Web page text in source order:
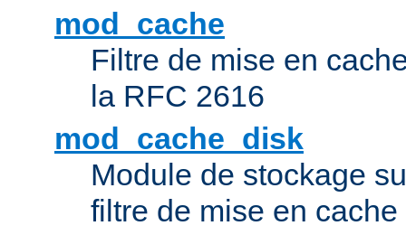
mod_cache
Filtre de mise en
la RFC 2616
mod_cache_disk
Module de stockage
filtre de mise en cache